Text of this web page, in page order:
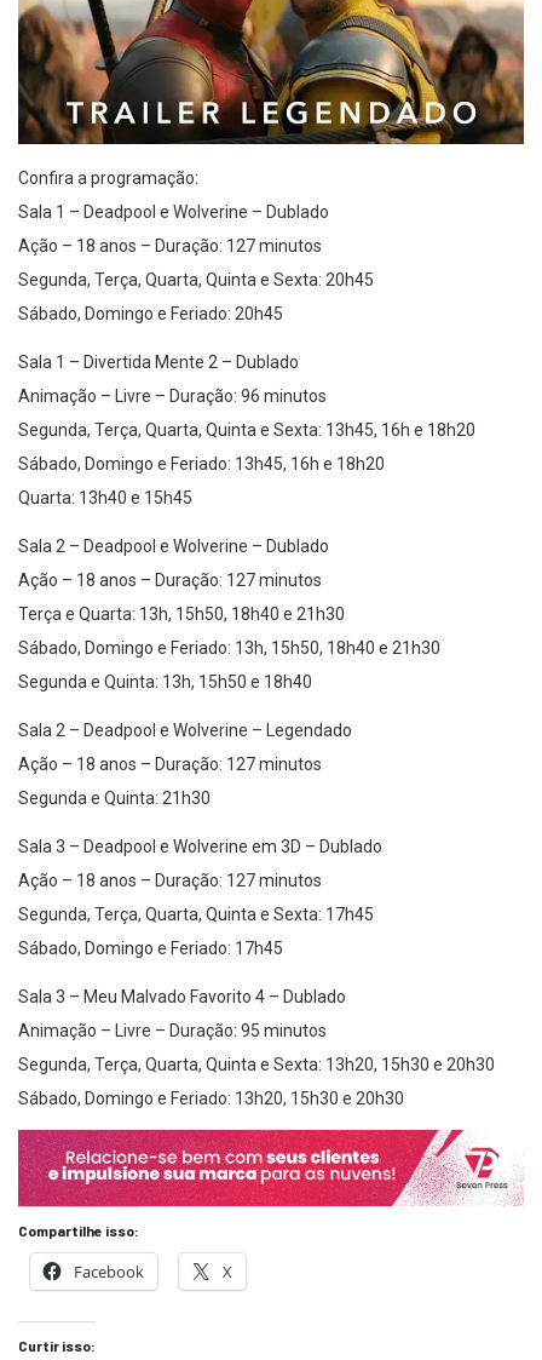
Confira a programação:
Sala 1 – Deadpool e Wolverine – Dublado
Ação – 18 anos – Duração: 127 minutos
Segunda, Terça, Quarta, Quinta e Sexta: 20h45
Sábado, Domingo e Feriado: 20h45
Sala 1 – Divertida Mente 2 – Dublado
Animação – Livre – Duração: 96 minutos
Segunda, Terça, Quarta, Quinta e Sexta: 13h45, 16h e 18h20
Sábado, Domingo e Feriado: 13h45, 16h e 18h20
Quarta: 13h40 e 15h45
Sala 2 – Deadpool e Wolverine – Dublado
Ação – 18 anos – Duração: 127 minutos
Terça e Quarta: 13h, 15h50, 18h40 e 21h30
Sábado, Domingo e Feriado: 13h, 15h50, 18h40 e 21h30
Segunda e Quinta: 13h, 15h50 e 18h40
Sala 2 – Deadpool e Wolverine – Legendado
Ação – 18 anos – Duração: 127 minutos
Segunda e Quinta: 21h30
Sala 3 – Deadpool e Wolverine em 3D – Dublado
Ação – 18 anos – Duração: 127 minutos
Segunda, Terça, Quarta, Quinta e Sexta: 17h45
Sábado, Domingo e Feriado: 17h45
Sala 3 – Meu Malvado Favorito 4 – Dublado
Animação – Livre – Duração: 95 minutos
Segunda, Terça, Quarta, Quinta e Sexta: 13h20, 15h30 e 20h30
Sábado, Domingo e Feriado: 13h20, 15h30 e 20h30
Compartilhe isso:
Facebook X
Curtir isso: